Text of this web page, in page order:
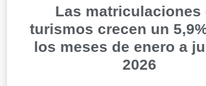
Las matriculaciones
turismos crecen un
los meses de enero a
2026